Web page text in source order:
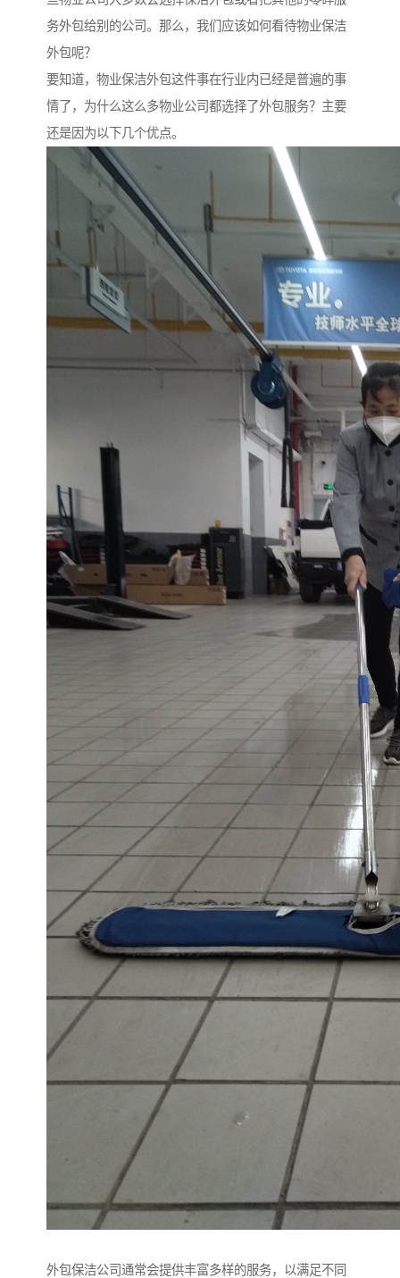
务外包给别的公司。那么，我们应该如何看待物业保洁
外包呢？
要知道，物业保洁外包这件事在行业内已经是普遍的事
情了，为什么这么多物业公司都选择了外包服务？主要
还是因为以下几个优点。
外包保洁公司通常会提供丰富多样的服务，以满足不同